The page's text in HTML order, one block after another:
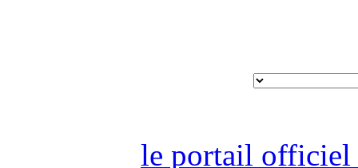
le portail officiel